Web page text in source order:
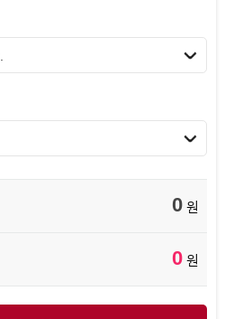
0 원
0 원